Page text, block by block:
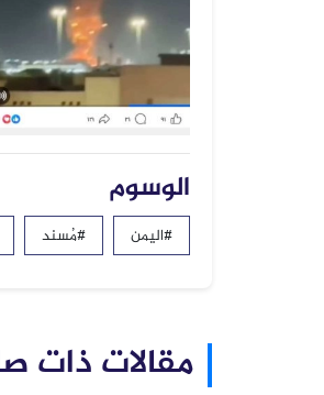
الوسوم
#اليمن #مُسند
مقالات ذات